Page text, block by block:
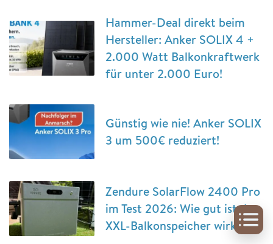
Hammer-Deal direkt beim
Hersteller: Anker SOLIX 4 +
2.000 Watt Balkonkraftwerk
für unter 2.000 Euro!
Günstig wie nie! Anker SOLIX
3 um 500€ reduziert!
Zendure SolarFlow 2400 Pro
im Test 2026: Wie gut ist der
XXL-Balkonspeicher wirklich?